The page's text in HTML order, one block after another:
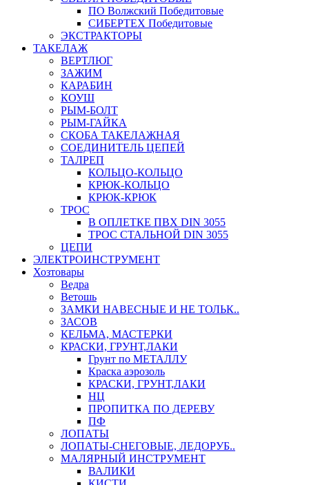
ПО Волжский Победитовые
СИБЕРТЕХ Победитовые
ЭКСТРАКТОРЫ
ТАКЕЛАЖ
ВЕРТЛЮГ
ЗАЖИМ
КАРАБИН
КОУШ
РЫМ-БОЛТ
РЫМ-ГАЙКА
СКОБА ТАКЕЛАЖНАЯ
СОЕДИНИТЕЛЬ ЦЕПЕЙ
ТАЛРЕП
КОЛЬЦО-КОЛЬЦО
КРЮК-КОЛЬЦО
КРЮК-КРЮК
ТРОС
В ОПЛЕТКЕ ПВХ DIN 3055
ТРОС СТАЛЬНОЙ DIN 3055
ЦЕПИ
ЭЛЕКТРОИНСТРУМЕНТ
Хозтовары
Ведра
Ветошь
ЗАМКИ НАВЕСНЫЕ И НЕ ТОЛЬК..
ЗАСОВ
КЕЛЬМА, МАСТЕРКИ
КРАСКИ, ГРУНТ,ЛАКИ
Грунт по МЕТАЛЛУ
Краска аэрозоль
КРАСКИ, ГРУНТ,ЛАКИ
НЦ
ПРОПИТКА ПО ДЕРЕВУ
ПФ
ЛОПАТЫ
ЛОПАТЫ-СНЕГОВЫЕ, ЛЕДОРУБ..
МАЛЯРНЫЙ ИНСТРУМЕНТ
ВАЛИКИ